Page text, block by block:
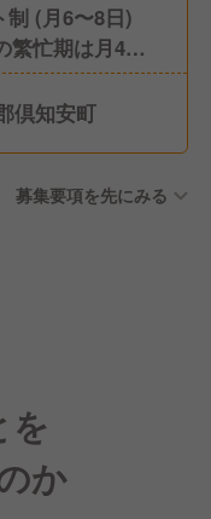
制 (⽉6〜8⽇)
忙期は⽉4〜6
、2〜3週間の⻑
6⽉・9〜10⽉
倶知安町
募集要項を先にみる
を
か